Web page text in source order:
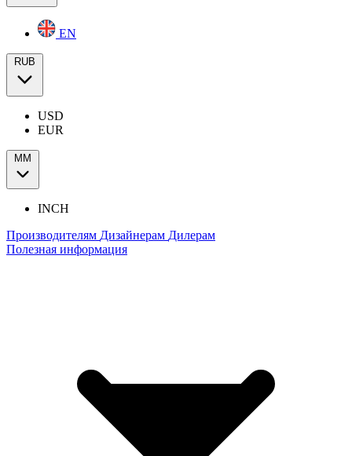
EN
RUB
USD
EUR
ММ
INCH
Производителям Дизайнерам Дилерам
Полезная информация